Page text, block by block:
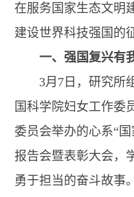
在服务国家生态文明
建设世界科技强国的
一、强国复兴有
3月7日，研究所
国科学院妇女工作委
委员会举办的心系“
报告会暨表彰大会，
勇于担当的奋斗故事